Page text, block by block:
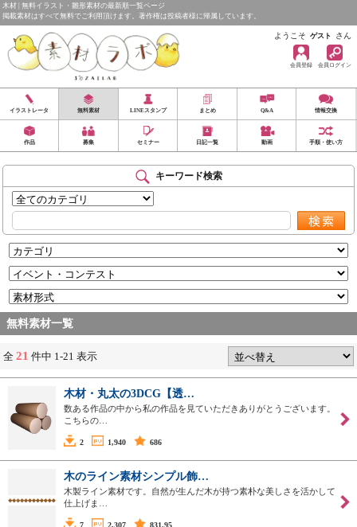
木材 | 無料イラスト・雛形素材の最新順一覧ページ
掲載素材はすべて無料でご利用頂けます。著作権は投稿者様に帰属しています。
ようこそ ゲスト さん
会員登録 会員ログイン
イラストレータ 無料素材 LINEスタンプ まとめ Q&A 情報交換
作品 募集 セミナー 日記一覧 動画 手順・使い方
キーワード検索
無料素材一覧
全 21 件中 1-21 表示
木材・丸太の3DCG【透…
数ある作品の中から私の作品を見ていただきありがとうございます。
こちらの…
2 1,940 686
木のライン素材シンプル飾…
木製ライン素材です。自然が生んだ木が持つ素朴な美しさを活かして
仕上げま…
7 2,307 831.95